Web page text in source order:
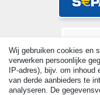
Wij gebruiken cookies en
verwerken persoonlijke
IP-adres), bijv. om
van derde aanbieders te
analyseren. De